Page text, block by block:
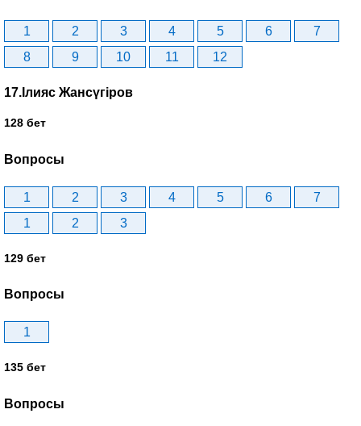
1 2 3 4 5 6
7
8
9 10 11 12
17.Ілияс Жансүгіров
128 бет
Вопросы
1 2 3 4 5 6
7
1
2 3
129 бет
Вопросы
1
135 бет
Вопросы